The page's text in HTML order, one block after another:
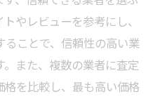
やレビューを参考にし、
ことで、信頼性の高い業
また、複数の業者に査定
を比較し、最も高い価格